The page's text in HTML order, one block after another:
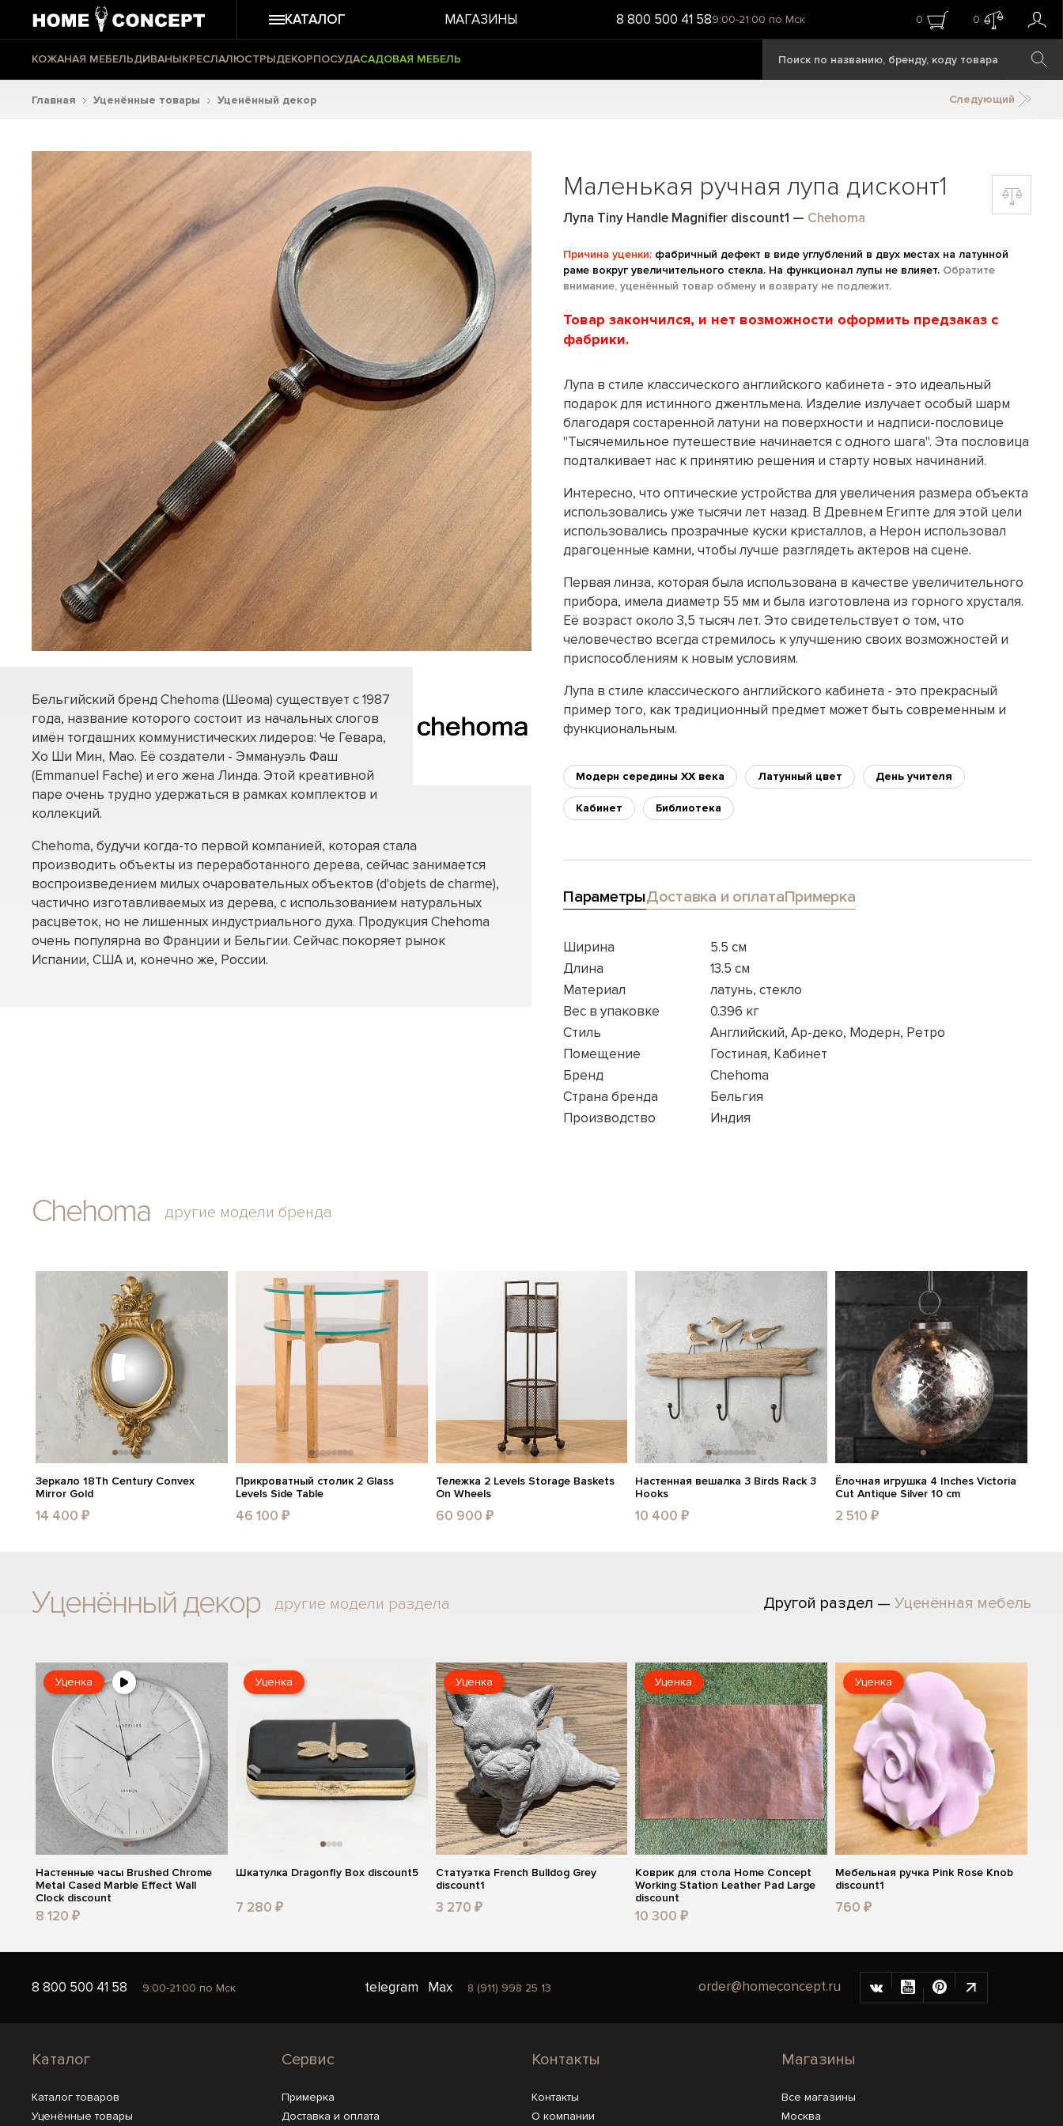
КАТАЛОГ МАГАЗИНЫ 8 800 500 41 589:00-21:00 по Мск 0 0
КОЖАНАЯ МЕБЕЛЬДИВАНЫКРЕСЛАЛЮСТРЫДЕКОРПОСУДАСАДОВАЯ МЕБЕЛЬ
Главная Уценённые товары Уценённый декор Следующий
Бельгийский бренд Chehoma (Шеома) существует с 1987
года, название которого состоит из начальных слогов
имён тогдашних коммунистических лидеров: Че Гевара,
Хо Ши Мин, Мао. Её создатели - Эммануэль Фаш
(Emmanuel Fache) и его жена Линда. Этой креативной
паре очень трудно удержаться в рамках комплектов и
коллекций.
Chehoma, будучи когда-то первой компанией, которая стала
производить объекты из переработанного дерева, сейчас занимается
воспроизведением милых очаровательных объектов (d'objets de charme),
частично изготавливаемых из дерева, с использованием натуральных
расцветок, но не лишенных индустриального духа. Продукция Chehoma
очень популярна во Франции и Бельгии. Сейчас покоряет рынок
Испании, США и, конечно же, России.
Маленькая ручная лупа дисконт1
Лупа Tiny Handle Magnifier discount1 — Chehoma
Причина уценки: фабричный дефект в виде углублений в двух местах на латунной
раме вокруг увеличительного стекла. На функционал лупы не влияет. Обратите
внимание, уценённый товар обмену и возврату не подлежит.
Товар закончился, и нет возможности оформить предзаказ с
фабрики.
Лупа в стиле классического английского кабинета - это идеальный
подарок для истинного джентльмена. Изделие излучает особый шарм
благодаря состаренной латуни на поверхности и надписи-пословице
"Тысячемильное путешествие начинается с одного шага". Эта пословица
подталкивает нас к принятию решения и старту новых начинаний.
Интересно, что оптические устройства для увеличения размера объекта
использовались уже тысячи лет назад. В Древнем Египте для этой цели
использовались прозрачные куски кристаллов, а Нерон использовал
драгоценные камни, чтобы лучше разглядеть актеров на сцене.
Первая линза, которая была использована в качестве увеличительного
прибора, имела диаметр 55 мм и была изготовлена из горного хрусталя.
Её возраст около 3,5 тысяч лет. Это свидетельствует о том, что
человечество всегда стремилось к улучшению своих возможностей и
приспособлениям к новым условиям.
Лупа в стиле классического английского кабинета - это прекрасный
пример того, как традиционный предмет может быть современным и
функциональным.
Модерн середины XX века Латунный цвет День учителя
Кабинет Библиотека
ПараметрыДоставка и оплатаПримерка
Ширина
5.5 см
Длина
13.5 см
Материал
латунь, стекло
Вес в упаковке
0.396 кг
Стиль
Английский, Ар-деко, Модерн, Ретро
Помещение
Гостиная, Кабинет
Бренд
Chehoma
Страна бренда
Бельгия
Производство
Индия
Chehoma другие модели бренда
Зеркало 18Th Century Convex
Mirror Gold
14 400 ₽
Прикроватный столик 2 Glass
Levels Side Table
46 100 ₽
Тележка 2 Levels Storage Baskets
On Wheels
60 900 ₽
Настенная вешалка 3 Birds Rack 3
Hooks
10 400 ₽
Ёлочная игрушка 4 Inches Victoria
Cut Antique Silver 10 cm
2 510 ₽
Уценённый декор другие модели раздела Другой раздел — Уценённая мебель
Уценка
Настенные часы Brushed Chrome
Metal Cased Marble Effect Wall
Clock discount
8 120 ₽
Уценка
Шкатулка Dragonfly Box discount5
7 280 ₽
Уценка
Статуэтка French Bulldog Grey
discount1
3 270 ₽
Уценка
Коврик для стола Home Concept
Working Station Leather Pad Large
discount
10 300 ₽
Уценка
Мебельная ручка Pink Rose Knob
discount1
760 ₽
8 800 500 41 58 9:00-21:00 по Мск telegram Max 8 (911) 998 25 13 order@homeconcept.ru
Каталог
Каталог товаров
Уценённые товары
Сервис
Примерка
Доставка и оплата
Контакты
Контакты
О компании
Магазины
Все магазины
Москва